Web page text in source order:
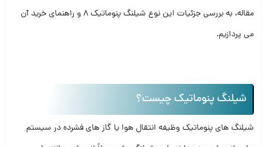
مقاله، به بررسی جزئیات این نوع شیلنگ پنوماتیک 8 و راهنمای خرید آن
می‌ پردازیم.
شیلنگ پنوماتیک چیست؟
شیلنگ‌ های پنوماتیک وظیفه انتقال هوا یا گاز های فشرده در سیستم‌